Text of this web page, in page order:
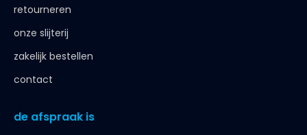
retourneren
onze slijterij
zakelijk bestellen
contact
de afspraak is